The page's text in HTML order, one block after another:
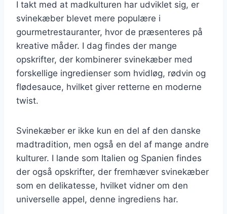
I takt med at madkulturen har udviklet sig, er
svinekæber blevet mere populære i
gourmetrestauranter, hvor de præsenteres på
kreative måder. I dag findes der mange
opskrifter, der kombinerer svinekæber med
forskellige ingredienser som hvidløg, rødvin og
flødesauce, hvilket giver retterne en moderne
twist.
Svinekæber er ikke kun en del af den danske
madtradition, men også en del af mange andre
kulturer. I lande som Italien og Spanien findes
der også opskrifter, der fremhæver svinekæber
som en delikatesse, hvilket vidner om den
universelle appel, denne ingrediens har.